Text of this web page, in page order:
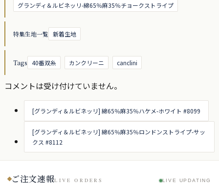
グランディ＆ルビネッリ-綿65％麻35％チョークストライプ
特集生地一覧 新着生地
Tags 40番双糸 カンクリーニ canclini
コメントは受け付けていません。
[グランディ＆ルビネッリ] 綿65％麻35％ハケメ-ホワイト #8099
[グランディ＆ルビネッリ] 綿65％麻35％ロンドンストライプ-サッ
クス #8112
ご注文速報LIVE ORDERS LIVE UPDATING